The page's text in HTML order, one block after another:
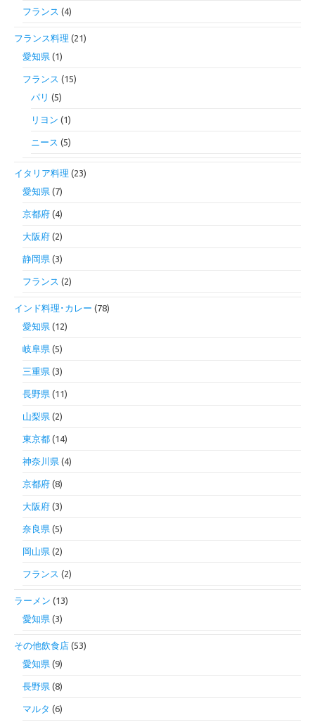
フランス (4)
フランス料理 (21)
愛知県 (1)
フランス (15)
パリ (5)
リヨン (1)
ニース (5)
イタリア料理 (23)
愛知県 (7)
京都府 (4)
大阪府 (2)
静岡県 (3)
フランス (2)
インド料理･カレー (78)
愛知県 (12)
岐阜県 (5)
三重県 (3)
長野県 (11)
山梨県 (2)
東京都 (14)
神奈川県 (4)
京都府 (8)
大阪府 (3)
奈良県 (5)
岡山県 (2)
フランス (2)
ラーメン (13)
愛知県 (3)
その他飲食店 (53)
愛知県 (9)
長野県 (8)
マルタ (6)